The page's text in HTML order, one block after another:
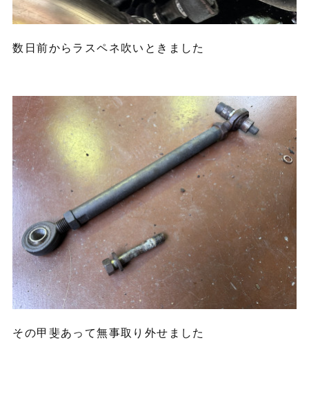
数日前からラスペネ吹いときました
その甲斐あって無事取り外せました